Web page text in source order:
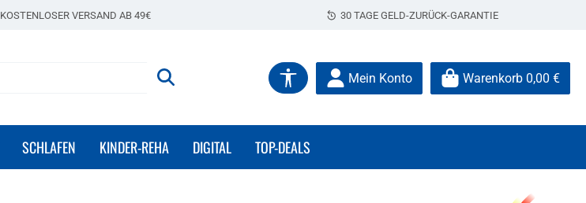
KOSTENLOSER VERSAND AB 49€ 30 TAGE GELD-ZURÜCK-GARANTIE
Werkzeugleiste anzeigen
Mein Konto Warenkorb 0,00 €
SCHLAFEN KINDER-REHA DIGITAL TOP-DEALS